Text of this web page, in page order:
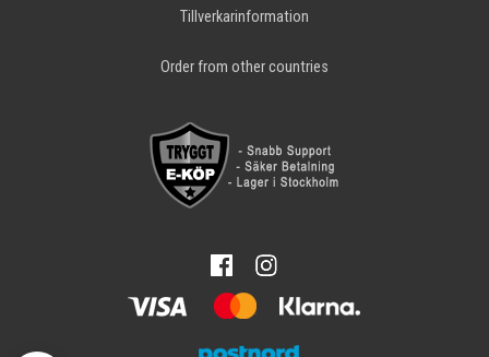
Tillverkarinformation
Order from other countries